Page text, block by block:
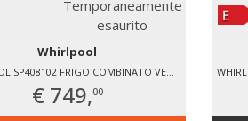
Temporaneamente
esaurito
Whirlpool
€ 749,00